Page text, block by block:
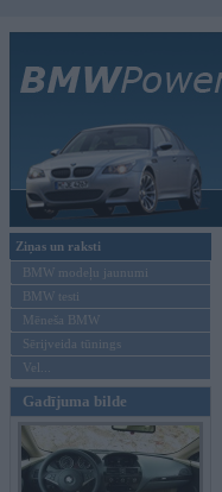
Ziņas un raksti
BMW modeļu jaunumi
BMW testi
Mēneša BMW
Sērijveida tūnings
Vel...
Gadījuma bilde